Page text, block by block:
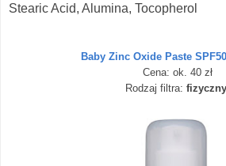
Stearic Acid, Alumina, Tocopherol
Baby Zinc Oxide Paste
Cena: ok. 40 zł
Rodzaj filtra: fizyczny